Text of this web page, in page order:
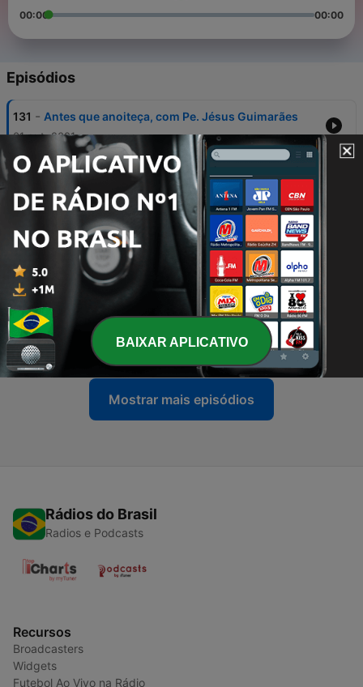
00:00 00:00
Episódios
131 - Antes que anoiteça, com Pe. Jésus Guimarães
01 out. 2021
130 - Amigos Pela Fé com Pe. Omar Siqueira
01 out. 2021
Antes que anoiteça, com Pe. Jésus Guimarães
30 set. 2021
128 - Amigos Pela Fé com Pe. Omar Siqueira
30 set. 2021
127 - Antes que anoiteça, com Pe. Jésus Guimarães
29 set. 2021
Mostrar mais episódios
Rádios do Brasil
Radios e Podcasts
Recursos
Broadcasters
Widgets
Futebol Ao Vivo na Rádio
BAIXAR APLICATIVO